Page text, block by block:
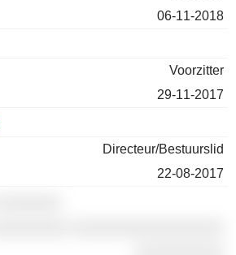
06-11-2018
Voorzitter
29-11-2017
Directeur/Bestuurslid
22-08-2017